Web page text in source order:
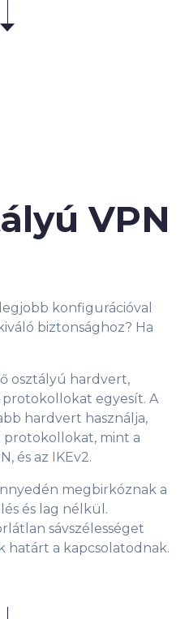
VPN
konfigurációval
biztonsághoz? Ha
osztályú hardvert,
egyesít. A
hardvert használja,
protokollokat, mint a
és az IKEv2.
megbirkóznak a
és lag nélkül.
sávszélességet
határt a kapcsolatodnak.